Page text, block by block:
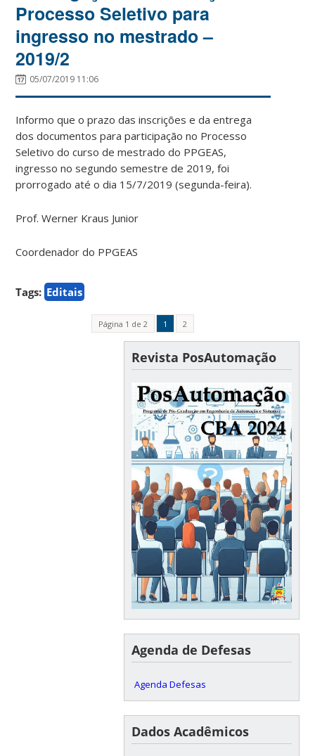
Processo Seletivo para
ingresso no mestrado –
2019/2
05/07/2019 11:06
Informo que o prazo das inscrições e da entrega
dos documentos para participação no Processo
Seletivo do curso de mestrado do PPGEAS,
ingresso no segundo semestre de 2019, foi
prorrogado até o dia 15/7/2019 (segunda-feira).
Prof. Werner Kraus Junior
Coordenador do PPGEAS
Tags: Editais
Página 1 de 2 1 2
Revista PosAutomação
Agenda de Defesas
Agenda Defesas
Dados Acadêmicos